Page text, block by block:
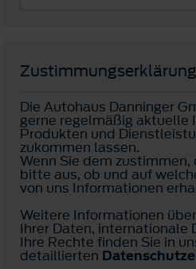
Zustimmungserklärung
Die Autohaus Danninger
gerne regelmäßig aktuelle
Produkten und
zukommen lassen.
Wenn Sie dem zustimmen,
bitte aus, ob und auf
von uns Informationen
Weitere Informationen
Ihrer Daten, internationale
Ihre Rechte finden Sie in
detaillierten